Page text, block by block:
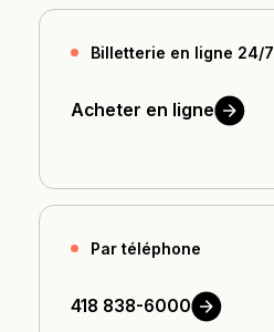
Billetterie en ligne 24/7
Acheter en ligne
Par téléphone
418 838-6000